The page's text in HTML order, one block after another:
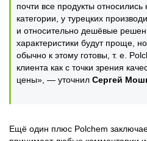
почти все продукты относились
категории, у турецких
и относительно дешёвые
характеристики будут проще,
обычно к этому готовы, т. е.
клиента как с точки зрения
цены», — уточнил Сергей
Ещё один плюс Polchem